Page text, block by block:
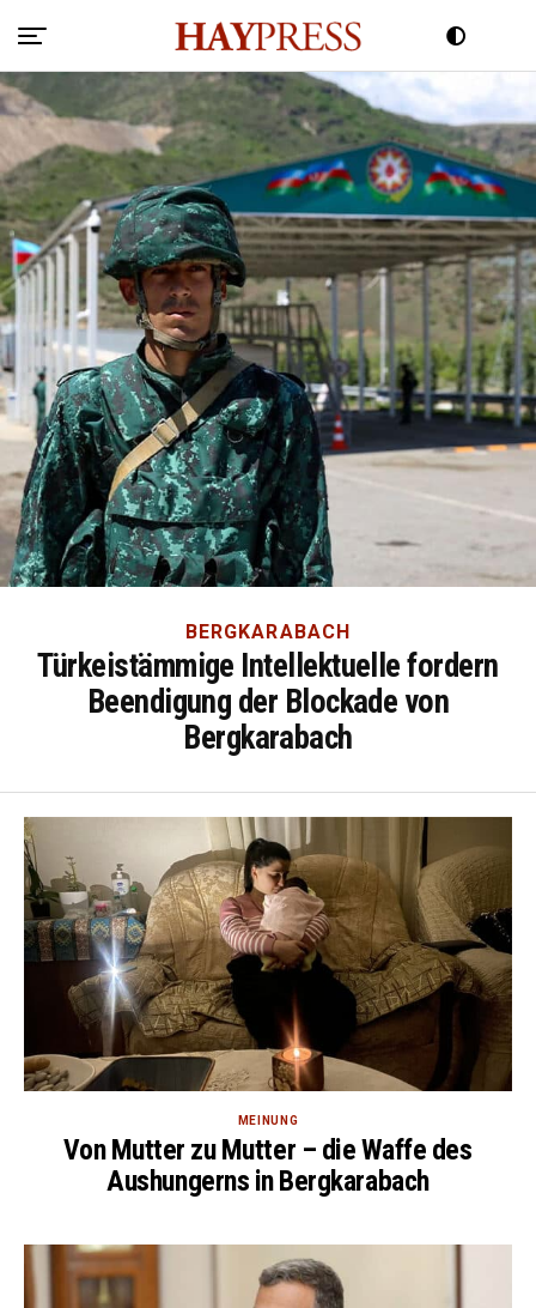
BERGKARABACH
Türkeistämmige Intellektuelle fordern
Beendigung der Blockade von
Bergkarabach
MEINUNG
Von Mutter zu Mutter – die Waffe des
Aushungerns in Bergkarabach